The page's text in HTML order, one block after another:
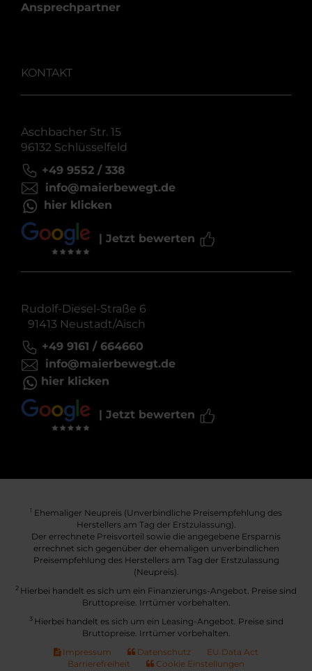
Ansprechpartner
KONTAKT
Aschbacher Str. 15
96132 Schlüsselfeld
+49 9552 / 338
info@maierbewegt.de
hier klicken
| Jetzt bewerten
Rudolf-Diesel-Straße 6
91413 Neustadt/Aisch
+49 9161 / 664660
info@maierbewegt.de
hier klicken
| Jetzt bewerten
1
Ehemaliger Neupreis (Unverbindliche Preisempfehlung des
Herstellers am Tag der Erstzulassung).
Der errechnete Preisvorteil sowie die angegebene Ersparnis
errechnet sich gegenüber der ehemaligen unverbindlichen
Preisempfehlung des Herstellers am Tag der Erstzulassung
(Neupreis).
2 Hierbei handelt es sich um ein Finanzierungs-Angebot. Preise sind
Bruttopreise. Irrtümer vorbehalten.
3 Hierbei handelt es sich um ein Leasing-Angebot. Preise sind
Bruttopreise. Irrtümer vorbehalten.
Impressum
Datenschutz
EU Data Act
Barrierefreiheit
Cookie Einstellungen